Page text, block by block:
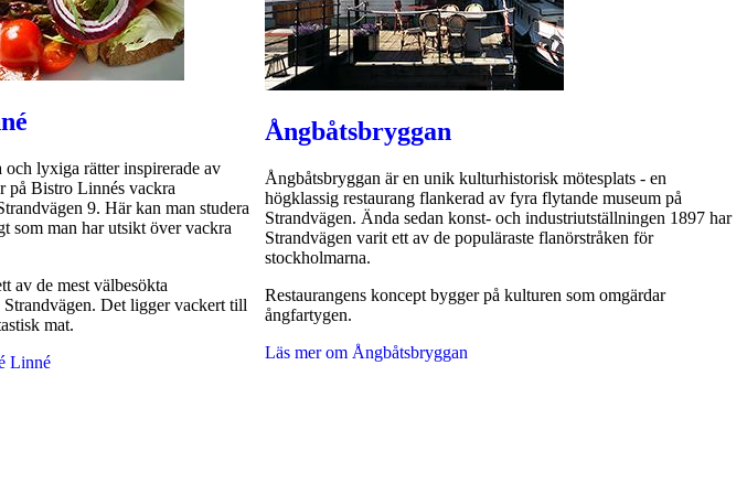
lyxiga rätter inspirerade av
på Bistro Linnés vackra
9. Här kan man studera
som man har utsikt över vackra
av de mest välbesökta
Strandvägen. Det ligger vackert till
mat.
Linné
Ångbåtsbryggan
Ångbåtsbryggan är en unik kulturhistorisk mötesplats - en
högklassig restaurang flankerad av fyra flytande museum på
Strandvägen. Ända sedan konst- och industriutställningen 1897 har
Strandvägen varit ett av de populäraste flanörstråken för
stockholmarna.
Restaurangens koncept bygger på kulturen som omgärdar
ångfartygen.
Läs mer om Ångbåtsbryggan